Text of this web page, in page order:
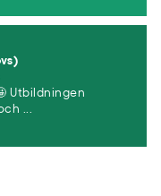
Utbildningen
...